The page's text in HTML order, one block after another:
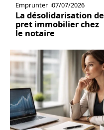
Emprunter 07/07/2026
La désolidarisation de
pret immobilier chez
le notaire